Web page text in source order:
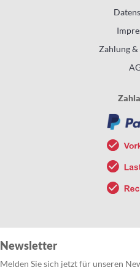
Zahlung
Newsletter
Melden Sie sich jetzt für unseren